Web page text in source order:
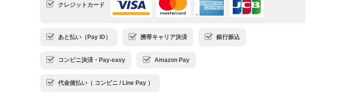
クレジットカード
あと払い（Pay ID） 携帯キャリア決済 銀行振込
コンビニ決済・Pay-easy Amazon Pay
代金後払い（ コンビニ / Line Pay ）